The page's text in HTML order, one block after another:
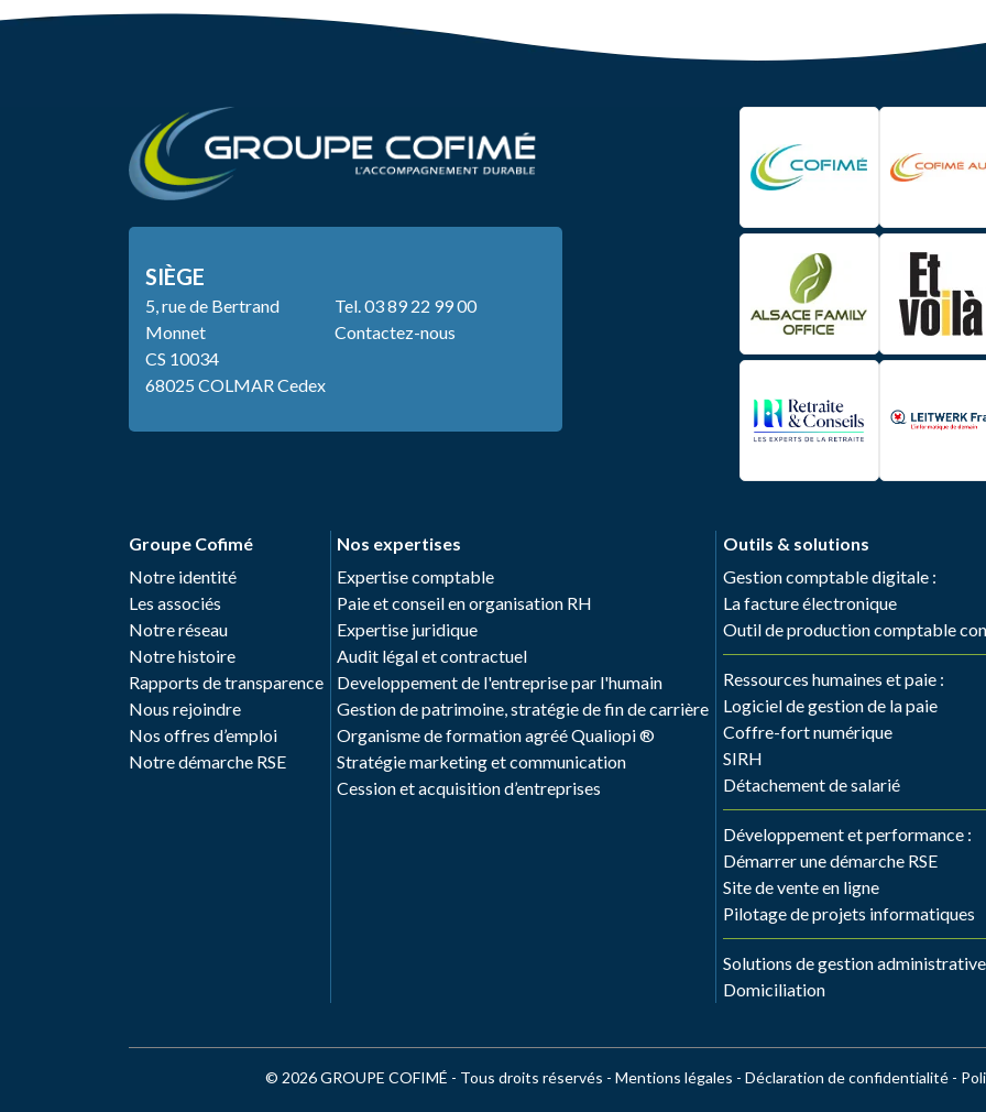
SIÈGE
5, rue de Bertrand
Monnet
CS 10034
68025 COLMAR Cedex
Tel.03 89 22 99 00
Contactez-nous
Groupe Cofimé
Notre identité
Les associés
Notre réseau
Notre histoire
Rapports de transparence
Nous rejoindre
Nos offres d’emploi
Notre démarche RSE
Nos expertises
Expertise comptable
Paie et conseil en organisation RH
Expertise juridique
Audit légal et contractuel
Developpement de l'entreprise par l'humain
Gestion de patrimoine, stratégie de fin de carrière
Organisme de formation agréé Qualiopi ®
Stratégie marketing et communication
Cession et acquisition d’entreprises
Outils & solutions
Gestion comptable digitale :
La facture électronique
Outil de production comptable
Ressources humaines et paie :
Logiciel de gestion de la paie
Coffre-fort numérique
SIRH
Détachement de salarié
Développement et performance :
Démarrer une démarche RSE
Site de vente en ligne
Pilotage de projets informatiques
Solutions de gestion
Domiciliation
© 2026 GROUPE COFIMÉ - Tous droits réservés - Mentions légales - Déclaration de confidentialité -